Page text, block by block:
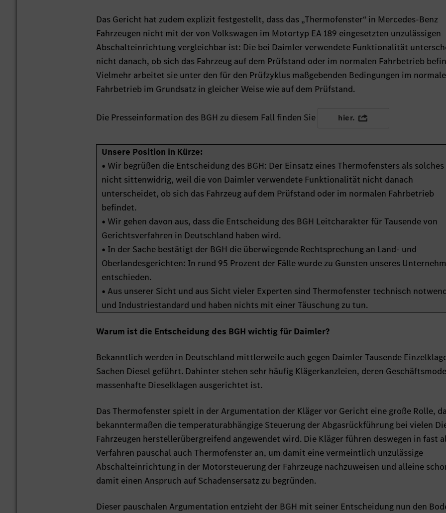
Das Gericht hat zudem explizit festgestellt, dass das „Thermofenster“ in Mercedes-Benz
Fahrzeugen nicht mit der von Volkswagen im Motortyp EA 189 eingesetzten unzulässigen
Abschalteinrichtung vergleichbar ist: Die bei Daimler verwendete Funktionalität
nicht danach, ob sich das Fahrzeug auf dem Prüfstand oder im normalen Fahrbetrieb
Vielmehr arbeitet sie unter den für den Prüfzyklus maßgebenden Bedingungen im
Fahrbetrieb im Grundsatz in gleicher Weise wie auf dem Prüfstand.
Die Presseinformation des BGH zu diesem Fall finden Sie hier.
Unsere Position in Kürze:
• Wir begrüßen die Entscheidung des BGH: Der Einsatz eines Thermofensters als
nicht sittenwidrig, weil die von Daimler verwendete Funktionalität nicht danach
unterscheidet, ob sich das Fahrzeug auf dem Prüfstand oder im normalen Fahrbetrieb
befindet.
• Wir gehen davon aus, dass die Entscheidung des BGH Leitcharakter für Tausende von
Gerichtsverfahren in Deutschland haben wird.
• In der Sache bestätigt der BGH die überwiegende Rechtsprechung an Land- und
Oberlandesgerichten: In rund 95 Prozent der Fälle wurde zu Gunsten unseres
entschieden.
• Aus unserer Sicht und aus Sicht vieler Experten sind Thermofenster technisch
und Industriestandard und haben nichts mit einer Täuschung zu tun.
Warum ist die Entscheidung des BGH wichtig für Daimler?
Bekanntlich werden in Deutschland mittlerweile auch gegen Daimler Tausende
Sachen Diesel geführt. Dahinter stehen sehr häufig Klägerkanzleien, deren
massenhafte Dieselklagen ausgerichtet ist.
Das Thermofenster spielt in der Argumentation der Kläger vor Gericht eine große Rolle, da
bekanntermaßen die temperaturabhängige Steuerung der Abgasrückführung bei vielen
Fahrzeugen herstellerübergreifend angewendet wird. Die Kläger führen deswegen in fast
Verfahren pauschal auch Thermofenster an, um damit eine vermeintlich unzulässige
Abschalteinrichtung in der Motorsteuerung der Fahrzeuge nachzuweisen und alleine
damit einen Anspruch auf Schadensersatz zu begründen.
Dieser pauschalen Argumentation entzieht der BGH mit seiner Entscheidung nun den